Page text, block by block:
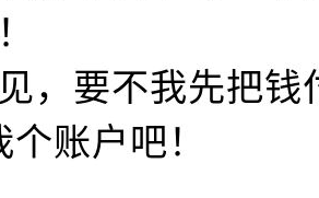
，要不我先把钱
账户吧！